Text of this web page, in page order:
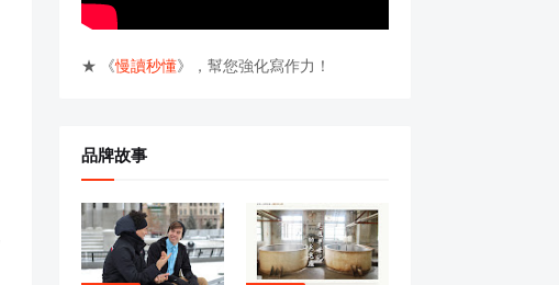
★ 《慢讀秒懂》，幫您強化寫作力！
品牌故事